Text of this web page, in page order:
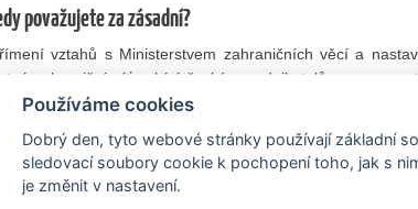
považujete za zásadní?
vztahů s Ministerstvem zahraničních věcí a
zahraniční síť nabízí českým podnikatelům pomoc v
s Ministerstvem financí se nám podařilo, alespoň v
byli přítomni na nejžádanějších světových trzích. I
evropským státům stále nemáme dostatečný počet
aktuálně v situaci, kdy solidně zvládáme pokrývat
usilovat o další posilování asistenčních kapacit,
Používáme cookies
Dobrý den, tyto webové stránky používají základní
sledovací soubory cookie k pochopení toho, jak s
je změnit v nastavení.